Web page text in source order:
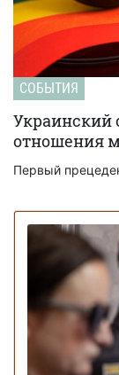
СОБЫТИЯ
Украинский
отношения
Первый